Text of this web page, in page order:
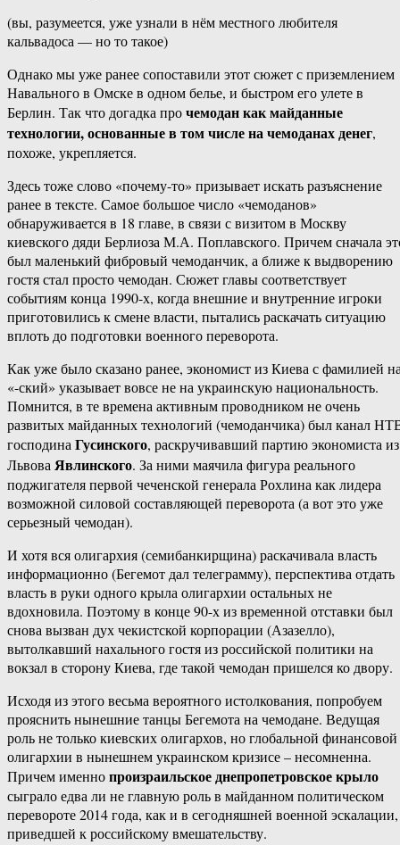
(вы, разумеется, уже узнали в нём местного любителя
кальвадоса — но то такое)
Однако мы уже ранее сопоставили этот сюжет с приземлением
Навального в Омске в одном белье, и быстром его улете в
Берлин. Так что догадка прочемодан как майданные
технологии, основанные в том числе на чемоданах денег,
похоже, укрепляется.
Здесь тоже слово «почему-то» призывает искать разъяснение
ранее в тексте. Самое большое число «чемоданов»
обнаруживается в 18 главе, в связи с визитом в Москву
киевского дяди Берлиоза М.А. Поплавского. Причем сначала
был маленький фибровый чемоданчик, а ближе к выдворению
гостя стал просто чемодан. Сюжет главы соответствует
событиям конца 1990-х, когда внешние и внутренние игроки
приготовились к смене власти, пытались раскачать ситуацию
вплоть до подготовки военного переворота.
Как уже было сказано ранее, экономист из Киева с фамилией
«-ский» указывает вовсе не на украинскую национальность.
Помнится, в те времена активным проводником не очень
развитых майданных технологий (чемоданчика) был канал
господинаГусинского, раскручивавший партию экономиста из
ЛьвоваЯвлинского. За ними маячила фигура реального
поджигателя первой чеченской генерала Рохлина как лидера
возможной силовой составляющей переворота (а вот это уже
серьезный чемодан).
И хотя вся олигархия (семибанкирщина) раскачивала власть
информационно (Бегемот дал телеграмму), перспектива отдать
власть в руки одного крыла олигархии остальных не
вдохновила. Поэтому в конце 90-х из временной отставки был
снова вызван дух чекистской корпорации (Азазелло),
вытолкавший нахального гостя из российской политики на
вокзал в сторону Киева, где такой чемодан пришелся ко двору.
Исходя из этого весьма вероятного истолкования, попробуем
прояснить нынешние танцы Бегемота на чемодане. Ведущая
роль не только киевских олигархов, но глобальной финансовой
олигархии в нынешнем украинском кризисе – несомненна.
Причем именнопроизраильское днепропетровское крыло
сыграло едва ли не главную роль в майданном политическом
перевороте 2014 года, как и в сегодняшней военной эскалации,
приведшей к российскому вмешательству.